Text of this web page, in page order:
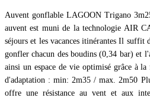
Auvent gonflable LAGOON Trigano
auvent est muni de la technologie AIR
séjours et les vacances itinérantes Il suffit
gonfler chacun des boudins (0,34 bar) et
ainsi un espace de vie optimisé grâce à
d'adaptation : min: 2m35 / max. 2m50
offre une résistance au vent et aux